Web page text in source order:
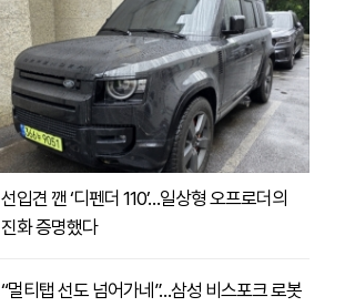
선입견 깬 ‘디펜더 110’…일상형 오프로더의
진화 증명했다
“멀티탭 선도 넘어가네”…삼성 비스포크 로봇